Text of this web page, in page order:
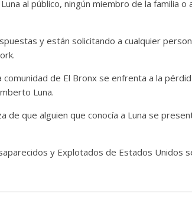
al público, ningún miembro de la familia
y están solicitando a cualquier
comunidad de El Bronx se enfrenta a la
Luna.
de que alguien que conocía a Luna se
y Explotados de Estados Unidos